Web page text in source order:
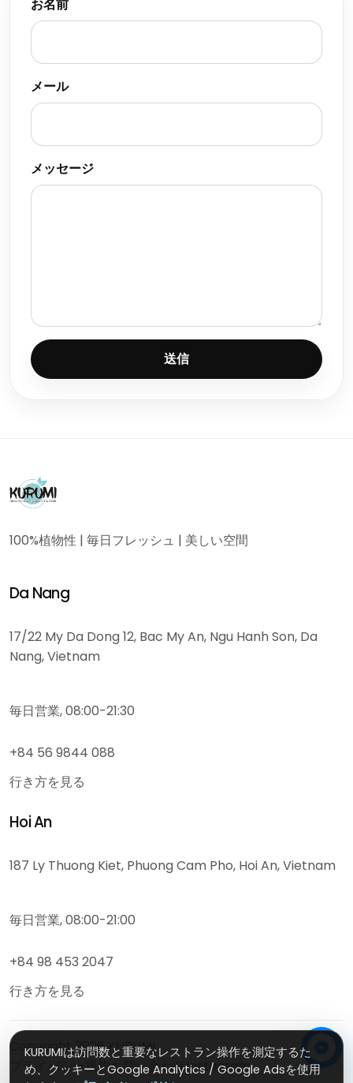
KURUMIは訪問数と重要なレストラン操作を測定するた
め、クッキーとGoogle Analytics / Google Adsを使用
お名前
メール
メッセージ
送信
100%植物性 | 毎日フレッシュ | 美しい空間
Da Nang
17/22 My Da Dong 12, Bac My An, Ngu Hanh Son, Da
Nang, Vietnam
毎日営業, 08:00-21:30
+84 56 9844 088
行き方を見る
Hoi An
187 Ly Thuong Kiet, Phuong Cam Pho, Hoi An, Vietnam
毎日営業, 08:00-21:00
+84 98 453 2047
行き方を見る
Copyright2026KURUMI
プライバシー規約お問い合わせInstagram